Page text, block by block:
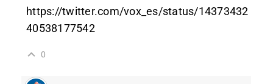
https://twitter.com/vox_es/status/14373432
40538177542
0